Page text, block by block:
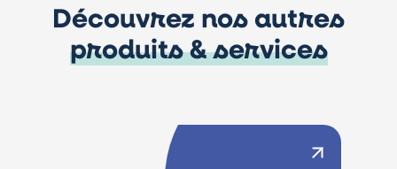
Découvrez nos autres
produits & services